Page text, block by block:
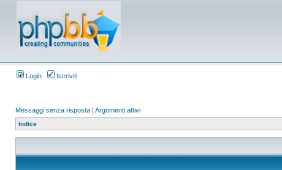
Login Iscriviti
Messaggi senza risposta | Argomenti attivi
Indice